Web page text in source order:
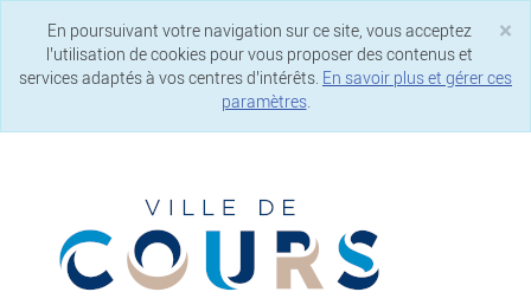
×
En poursuivant votre navigation sur ce site, vous acceptez
l’utilisation de cookies pour vous proposer des contenus et
services adaptés à vos centres d’intérêts. En savoir plus et gérer ces
paramètres.